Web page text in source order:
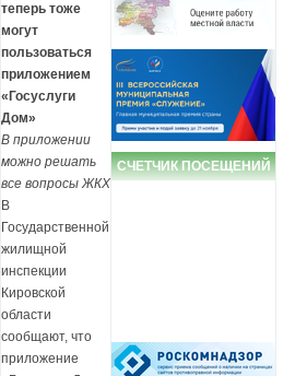
теперь тоже
могут
пользоваться
приложением
«Госуслуги
Дом»
В приложении
можно решать
все вопросы ЖКХ
В
Государственной
жилищной
инспекции
Кировской
области
сообщают, что
приложение
СЧЕТЧИК ПОСЕЩЕНИЙ